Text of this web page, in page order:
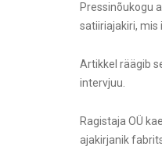
Pressinõukogu
satiiriajakiri, mis
Artikkel räägib
intervjuu.
Ragistaja OÜ
ajakirjanik